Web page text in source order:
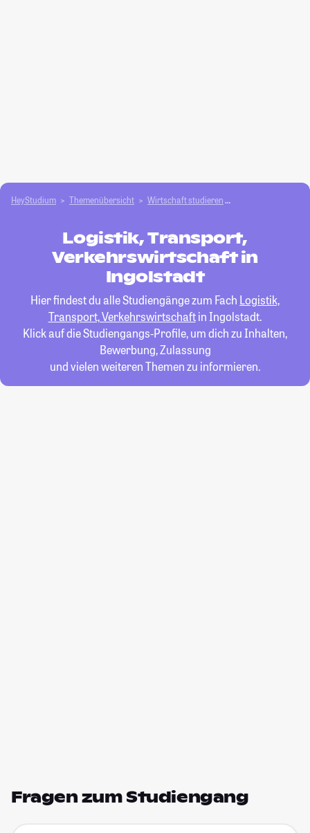
HeyStudium Themenübersicht Wirtschaft studieren
Logistik, Transport,
Verkehrswirtschaft in
Ingolstadt
Hier findest du alle Studiengänge zum Fach Logistik,
Transport, Verkehrswirtschaftin Ingolstadt.
Klick auf die Studiengangs-Profile, um dich zu Inhalten,
Bewerbung, Zulassung
und vielen weiteren Themen zu informieren.
Fragen zum Studiengang